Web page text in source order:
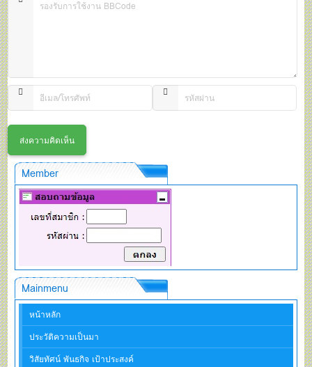
Member
Mainmenu
หน้าหลัก
ประวัติความเป็นมา
วิสัยทัศน์ พันธกิจ เป้าประสงค์